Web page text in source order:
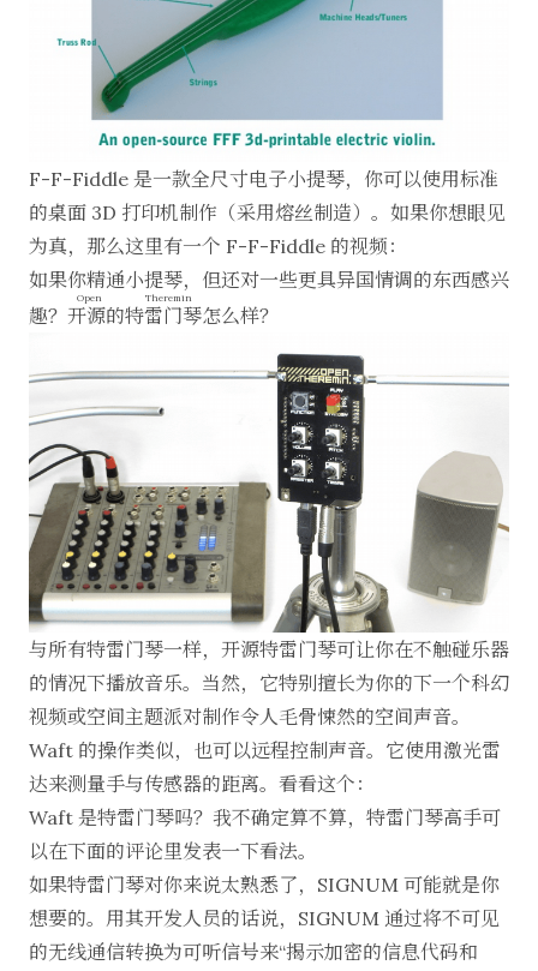
F-F-Fiddle 是一款全尺寸电子小提琴，你可以使用标准
的桌面 3D 打印机制作（采用熔丝制造）。如果你想眼见
为真，那么这里有一个 F-F-Fiddle 的视频：
如果你精通小提琴，但还对一些更具异国情调的东西感兴
趣？ 开源的特雷门琴
Open Theremin
怎么样？
与所有特雷门琴一样，开源特雷门琴可让你在不触碰乐器
的情况下播放音乐。当然，它特别擅长为你的下一个科幻
视频或空间主题派对制作令人毛骨悚然的空间声音。
Waft 的操作类似，也可以远程控制声音。它使用激光雷
达来测量手与传感器的距离。看看这个：
Waft 是特雷门琴吗？我不确定算不算，特雷门琴高手可
以在下面的评论里发表一下看法。
如果特雷门琴对你来说太熟悉了， SIGNUM 可能就是你
想要的。用其开发人员的话说，SIGNUM 通过将不可见
的无线通信转换为可听信号来“揭示加密的信息代码和